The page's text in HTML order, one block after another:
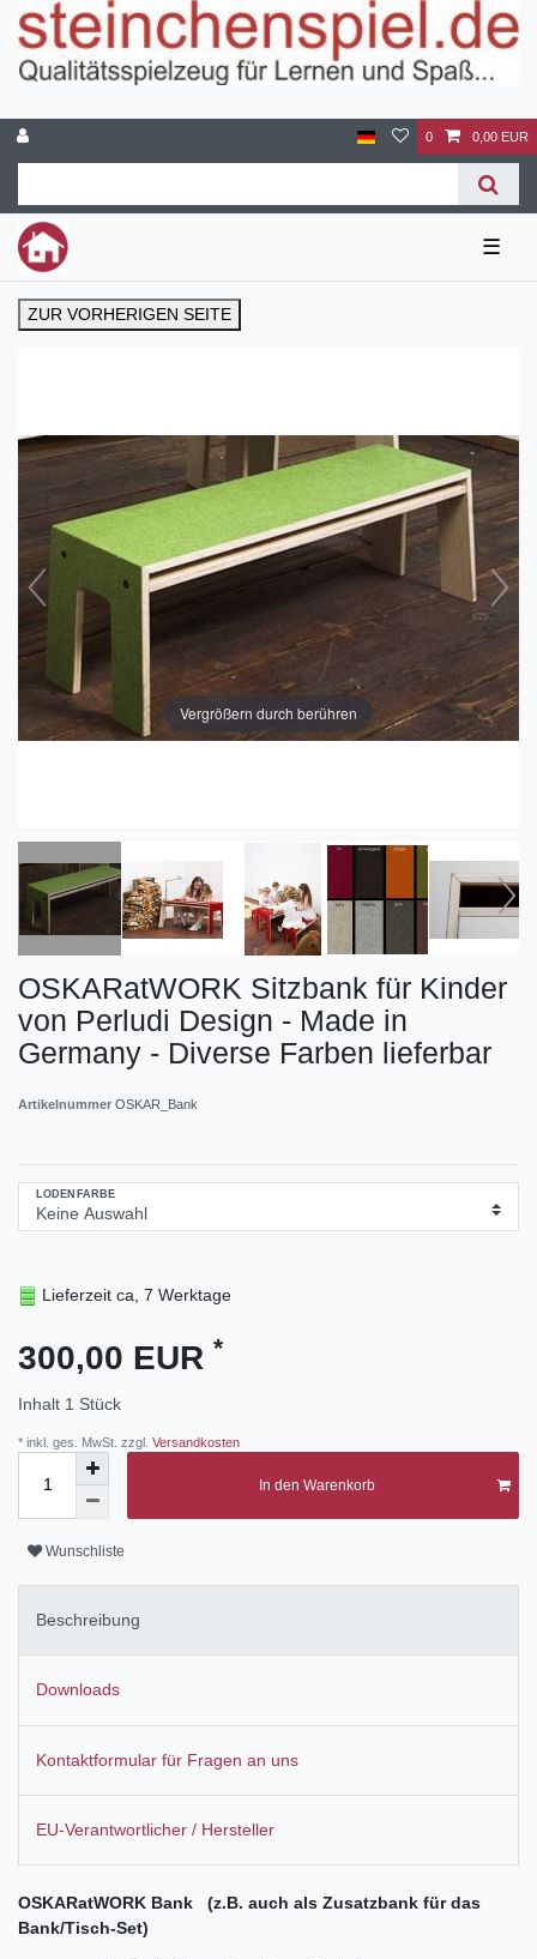
0 0,00 EUR
☰
ZUR VORHERIGEN SEITE
Vergrößern durch berühren
OSKARatWORK Sitzbank für Kinder
von Perludi Design - Made in
Germany - Diverse Farben lieferbar
Artikelnummer OSKAR_Bank
LODENFARBE
Lieferzeit ca, 7 Werktage
300,00 EUR *
Inhalt 1 Stück
* inkl. ges. MwSt. zzgl. Versandkosten
In den Warenkorb
Wunschliste
Beschreibung
Downloads
Kontaktformular für Fragen an uns
EU-Verantwortlicher / Hersteller
OSKARatWORK Bank (z.B. auch als Zusatzbank für das
Bank/Tisch-Set)